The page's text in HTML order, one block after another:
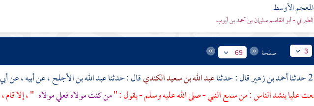
المعجم الأوسط
الطبراني - أبو القاسم سليمان بن أحمد بن أيوب
3 صفحة 69
أحمد بن زهيرقال : حدثناعبد الله بن سعيد الكنديقال : حدثناعبد الله بن الأجلح، عن أبيه ، عن
علياينشد الناس : من سمع النبي - صلى الله عليه وسلم - يقول : "من كنت مولاه فعلي مولاه " ، إلا قام